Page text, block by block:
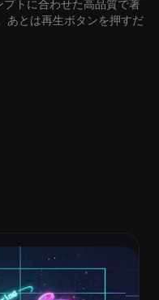
トに合わせた高品質で著
あとは再生ボタンを押すだ